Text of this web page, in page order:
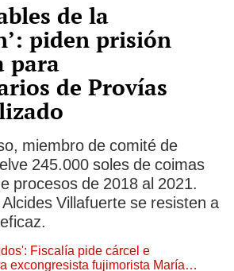
de la
piden prisión
para
de Provías
miembro de comité de
245.000 soles de coimas
procesos de 2018 al 2021.
Villafuerte se resisten a
Fiscalía pide cárcel e
excongresista fujimorista María